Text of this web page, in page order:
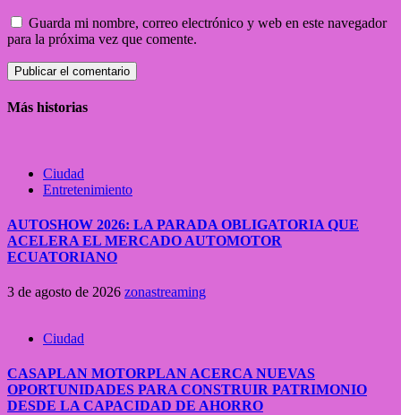
Guarda mi nombre, correo electrónico y web en este navegador
para la próxima vez que comente.
Más historias
Ciudad
Entretenimiento
AUTOSHOW 2026: LA PARADA OBLIGATORIA QUE
ACELERA EL MERCADO AUTOMOTOR
ECUATORIANO
3 de agosto de 2026 zonastreaming
Ciudad
CASAPLAN MOTORPLAN ACERCA NUEVAS
OPORTUNIDADES PARA CONSTRUIR PATRIMONIO
DESDE LA CAPACIDAD DE AHORRO